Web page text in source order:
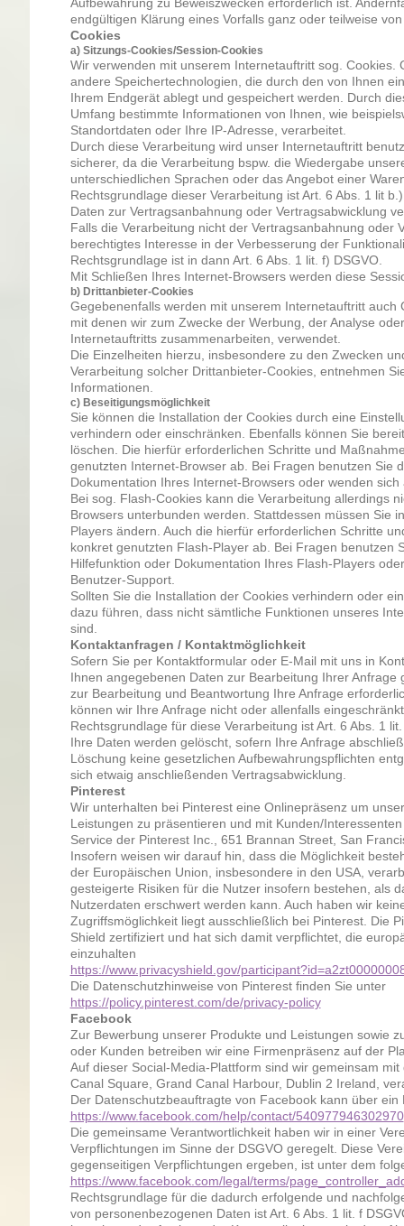
endgültigen Klärung eines Vorfalls ganz oder teilweise
Cookies
a) Sitzungs-Cookies/Session-Cookies
Wir verwenden mit unserem Internetauftritt sog. Cookies.
andere Speichertechnologien, die durch den von Ihnen
Ihrem Endgerät ablegt und gespeichert werden. Durch
Umfang bestimmte Informationen von Ihnen, wie
Standortdaten oder Ihre IP-Adresse, verarbeitet.
Durch diese Verarbeitung wird unser Internetauftritt
sicherer, da die Verarbeitung bspw. die Wiedergabe
unterschiedlichen Sprachen oder das Angebot einer
Rechtsgrundlage dieser Verarbeitung ist Art. 6 Abs. 1 lit
Daten zur Vertragsanbahnung oder Vertragsabwicklung
Falls die Verarbeitung nicht der Vertragsanbahnung oder
berechtigtes Interesse in der Verbesserung der
Rechtsgrundlage ist in dann Art. 6 Abs. 1 lit. f) DSGVO.
Mit Schließen Ihres Internet-Browsers werden diese
b) Drittanbieter-Cookies
Gegebenenfalls werden mit unserem Internetauftritt auch
mit denen wir zum Zwecke der Werbung, der Analyse
Internetauftritts zusammenarbeiten, verwendet.
Die Einzelheiten hierzu, insbesondere zu den Zwecken
Verarbeitung solcher Drittanbieter-Cookies, entnehmen
Informationen.
c) Beseitigungsmöglichkeit
Sie können die Installation der Cookies durch eine
verhindern oder einschränken. Ebenfalls können Sie
löschen. Die hierfür erforderlichen Schritte und
genutzten Internet-Browser ab. Bei Fragen benutzen Sie
Dokumentation Ihres Internet-Browsers oder wenden
Bei sog. Flash-Cookies kann die Verarbeitung allerdings
Browsers unterbunden werden. Stattdessen müssen Sie
Players ändern. Auch die hierfür erforderlichen Schritte
konkret genutzten Flash-Player ab. Bei Fragen benutzen
Hilfefunktion oder Dokumentation Ihres Flash-Players
Benutzer-Support.
Sollten Sie die Installation der Cookies verhindern oder
dazu führen, dass nicht sämtliche Funktionen unseres
sind.
Kontaktanfragen / Kontaktmöglichkeit
Sofern Sie per Kontaktformular oder E-Mail mit uns in
Ihnen angegebenen Daten zur Bearbeitung Ihrer Anfrage
zur Bearbeitung und Beantwortung Ihre Anfrage
können wir Ihre Anfrage nicht oder allenfalls
Rechtsgrundlage für diese Verarbeitung ist Art. 6 Abs. 1
Ihre Daten werden gelöscht, sofern Ihre Anfrage
Löschung keine gesetzlichen Aufbewahrungspflichten
sich etwaig anschließenden Vertragsabwicklung.
Pinterest
Wir unterhalten bei Pinterest eine Onlinepräsenz um
Leistungen zu präsentieren und mit Kunden/
Service der Pinterest Inc., 651 Brannan Street, San
Insofern weisen wir darauf hin, dass die Möglichkeit
der Europäischen Union, insbesondere in den USA,
gesteigerte Risiken für die Nutzer insofern bestehen, als
Nutzerdaten erschwert werden kann. Auch haben wir
Zugriffsmöglichkeit liegt ausschließlich bei Pinterest. Die
Shield zertifiziert und hat sich damit verpflichtet, die
einzuhalten
https://www.privacyshield.gov/
Die Datenschutzhinweise von Pinterest finden Sie unter
https://policy.pinterest.com/de/privacy-policy
Facebook
Zur Bewerbung unserer Produkte und Leistungen sowie
oder Kunden betreiben wir eine Firmenpräsenz auf der
Auf dieser Social-Media-Plattform sind wir gemeinsam
Canal Square, Grand Canal Harbour, Dublin 2 Ireland,
Der Datenschutzbeauftragte von Facebook kann über
https://www.facebook.com/help/contact/540977946302970
Die gemeinsame Verantwortlichkeit haben wir in einer
Verpflichtungen im Sinne der DSGVO geregelt. Diese
gegenseitigen Verpflichtungen ergeben, ist unter dem
https://www.facebook.com/legal/terms/
Rechtsgrundlage für die dadurch erfolgende und
von personenbezogenen Daten ist Art. 6 Abs. 1 lit. f